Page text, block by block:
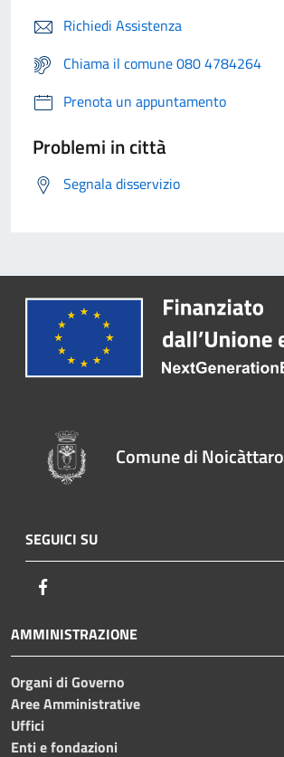
Richiedi Assistenza
Chiama il comune 080 4784264
Prenota un appuntamento
Problemi in città
Segnala disservizio
Comune di Noicàttaro
SEGUICI SU
AMMINISTRAZIONE
Organi di Governo
Aree Amministrative
Uffici
Enti e fondazioni